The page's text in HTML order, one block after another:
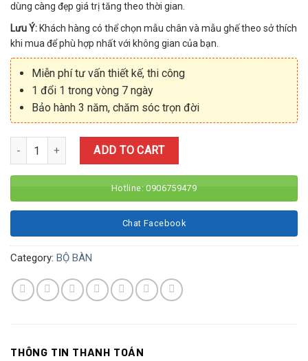
dùng càng đẹp giá trị tăng theo thời gian.
Lưu Ý: Khách hàng có thể chọn mẫu chân và mẫu ghế theo sở thích
khi mua để phù hợp nhất với không gian của bạn.
Miễn phí tư vấn thiết kế, thi công
1 đổi 1 trong vòng 7 ngày
Bảo hành 3 năm, chăm sóc trọn đời
Quantity ADD TO CART
Hotline: 0906759479
Chat Facebook
Category: BỘ BÀN
THÔNG TIN THANH TOÁN